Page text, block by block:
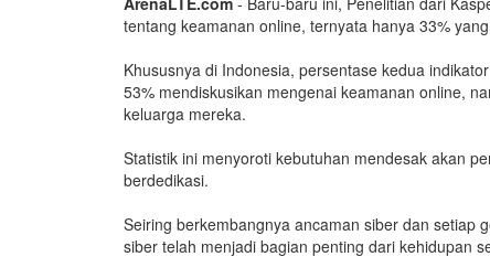
tentang keamanan online, ternyata hanya 33%
Khususnya di Indonesia, persentase kedua
53% mendiskusikan mengenai keamanan online,
keluarga mereka.
Statistik ini menyoroti kebutuhan mendesak akan
berdedikasi.
Seiring berkembangnya ancaman siber dan setiap
siber telah menjadi bagian penting dari kehidupan